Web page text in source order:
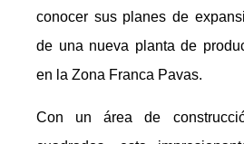
conocer sus planes de
de una nueva planta de
en la Zona Franca Pavas.
Con un área de